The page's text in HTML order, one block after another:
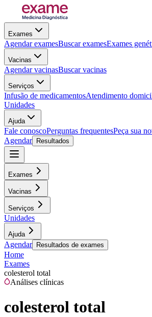
Exames
Agendar examesBuscar examesExames
Vacinas
Agendar vacinasBuscar vacinas
Serviços
Infusão de medicamentosAtendimento
Unidades
Ajuda
Fale conoscoPerguntas frequentesPeça sua
Agendar
Resultados
Exames
Vacinas
Serviços
Unidades
Ajuda
Agendar Resultados de exames
Home
Exames
colesterol total
Análises clínicas
colesterol total